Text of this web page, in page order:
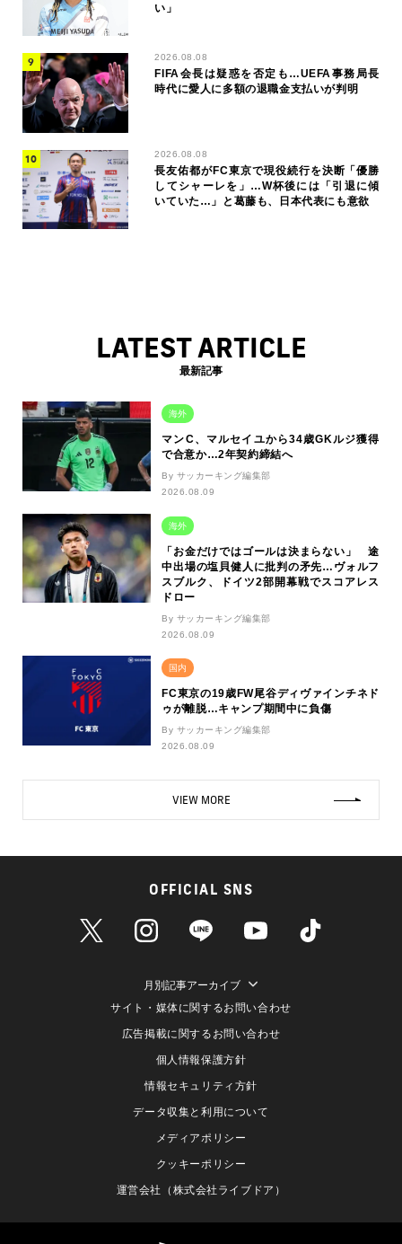
い」
2026.08.08
FIFA会長は疑惑を否定も…UEFA事務局長
時代に愛人に多額の退職金支払いが判明
2026.08.08
長友佑都がFC東京で現役続行を決断「優勝
してシャーレを」…W杯後には「引退に傾
いていた…」と葛藤も、日本代表にも意欲
LATEST ARTICLE
最新記事
海外
マンC、マルセイユから34歳GKルジ獲得
で合意か…2年契約締結へ
By サッカーキング編集部
2026.08.09
海外
「お金だけではゴールは決まらない」 途
中出場の塩貝健人に批判の矛先…ヴォルフ
スブルク、ドイツ2部開幕戦でスコアレス
ドロー
By サッカーキング編集部
2026.08.09
国内
FC東京の19歳FW尾谷ディヴァインチネド
ゥが離脱…キャンプ期間中に負傷
By サッカーキング編集部
2026.08.09
VIEW MORE
OFFICIAL SNS
月別記事アーカイブ
サイト・媒体に関するお問い合わせ
広告掲載に関するお問い合わせ
個人情報保護方針
情報セキュリティ方針
データ収集と利用について
メディアポリシー
クッキーポリシー
運営会社（株式会社ライブドア）